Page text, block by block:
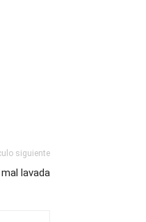
siguiente
lavada